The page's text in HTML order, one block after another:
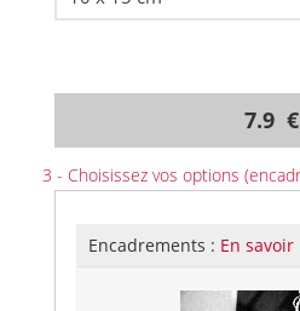
7.9 €
3 - Choisissez vos options
Encadrements : En savoir